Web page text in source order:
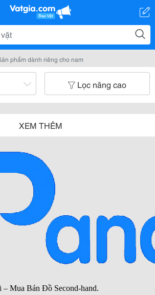
phẩm dành riêng cho nam
Lọc nâng cao
XEM THÊM